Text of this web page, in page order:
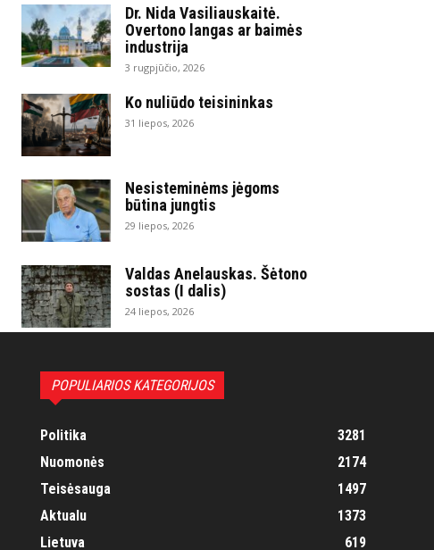
Dr. Nida Vasiliauskaitė.
Overtono langas ar baimės
industrija
3 rugpjūčio, 2026
Ko nuliūdo teisininkas
31 liepos, 2026
Nesisteminėms jėgoms
būtina jungtis
29 liepos, 2026
Valdas Anelauskas. Šėtono
sostas (I dalis)
24 liepos, 2026
POPULIARIOS KATEGORIJOS
Politika
3281
Nuomonės
2174
Teisėsauga
1497
Aktualu
1373
Lietuva
619